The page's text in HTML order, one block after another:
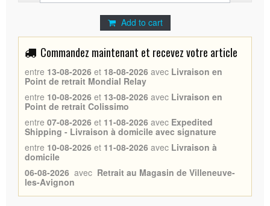
Add to cart
Commandez maintenant et recevez votre article
entre 13-08-2026 et 18-08-2026 avec Livraison en
Point de retrait Mondial Relay
entre 10-08-2026 et 13-08-2026 avec Livraison en
Point de retrait Colissimo
entre 07-08-2026 et 11-08-2026 avec Expedited
Shipping - Livraison à domicile avec signature
entre 10-08-2026 et 11-08-2026 avec Livraison à
domicile
06-08-2026 avec Retrait au Magasin de Villeneuve-
les-Avignon